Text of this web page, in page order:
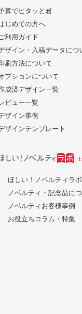
算でピタッと君
じめての方へ
利用ガイド
ザイン・入稿データにつ
刷方法について
プションについて
成済デザイン一覧
ビュー一覧
ザイン事例
ザインテンプレート
ほしい！ノベルティラ
ノベルティ・記念品に
ノベルティお客様事例
お役立ちコラム・特集